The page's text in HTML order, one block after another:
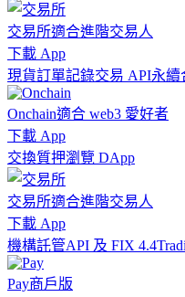
交易所適合進階交易人
下載 App
現貨訂單記錄交易 API永續
Onchain適合 web3 愛好者
下載 App
交換質押瀏覽 DApp
交易所適合進階交易人
下載 App
機構託管API 及 FIX 4.4
Pay商戶版